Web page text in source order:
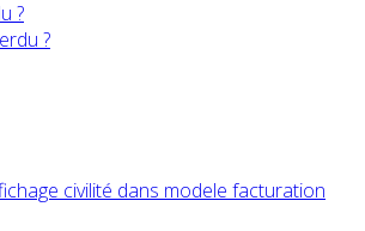
?
?
civilité dans modele facturation